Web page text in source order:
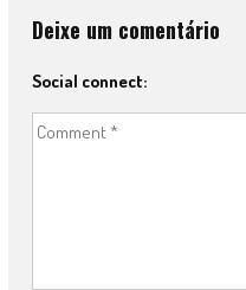
Deixe um comentário
Social connect: